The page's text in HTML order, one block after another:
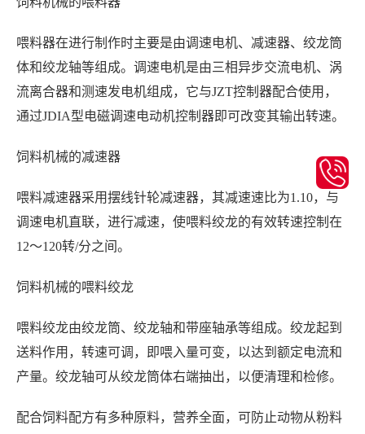
喂料器在进行制作时主要是由调速电机、减速器、绞龙筒
体和绞龙轴等组成。调速电机是由三相异步交流电机、涡
流离合器和测速发电机组成，它与JZT控制器配合使用，
通过JDIA型电磁调速电动机控制器即可改变其输出转速。
饲料机械的减速器
喂料减速器采用摆线针轮减速器，其减速速比为1.10，与
调速电机直联，进行减速，使喂料绞龙的有效转速控制在
12～120转/分之间。
饲料机械的喂料绞龙
喂料绞龙由绞龙筒、绞龙轴和带座轴承等组成。绞龙起到
送料作用，转速可调，即喂入量可变，以达到额定电流和
产量。绞龙轴可从绞龙筒体右端抽出，以便清理和检修。
配合饲料配方有多种原料，营养全面，可防止动物从粉料